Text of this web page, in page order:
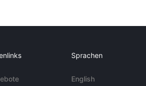
Sprachen
English